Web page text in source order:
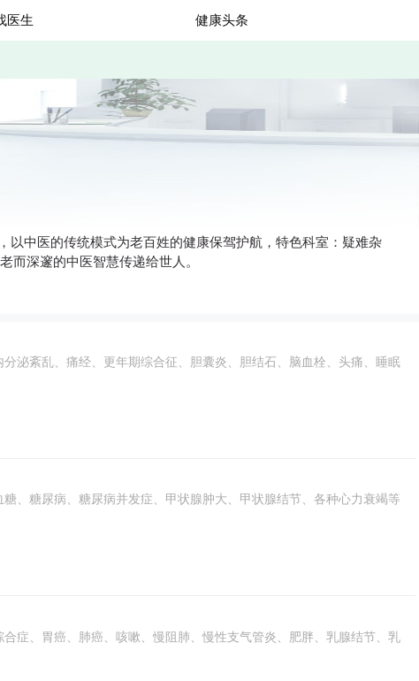
医生 健康头条
以中医的传统模式为老百姓的健康保驾护航，特色科室：疑难杂
而深邃的中医智慧传递给世人。
泌紊乱、痛经、更年期综合征、胆囊炎、胆结石、脑血栓、头痛、睡眠
、糖尿病、糖尿病并发症、甲状腺肿大、甲状腺结节、各种心力衰竭等
症、胃癌、肺癌、咳嗽、慢阻肺、慢性支气管炎、肥胖、乳腺结节、乳